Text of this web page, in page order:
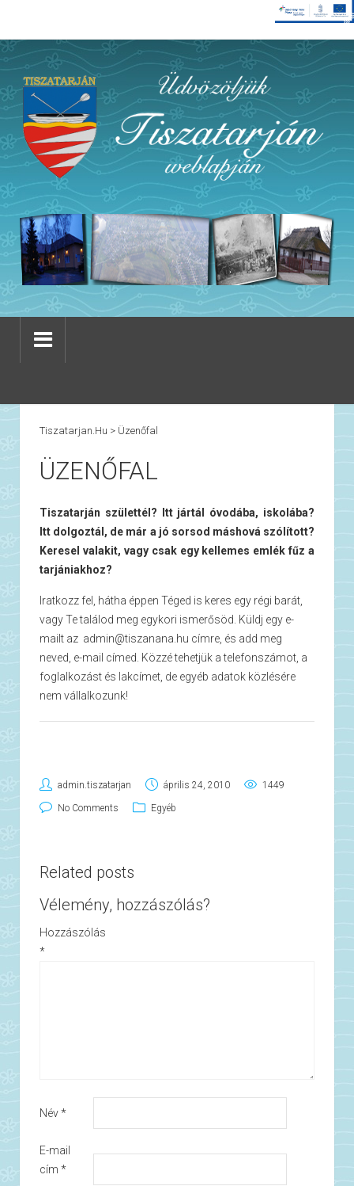
Tiszatarjan.hu > Üzenőfal
ÜZENŐFAL
Tiszatarján születtél? Itt jártál óvodába, iskolába?
Itt dolgoztál, de már a jó sorsod máshová szólított?
Keresel valakit, vagy csak egy kellemes emlék fűz a
tarjániakhoz?
Iratkozz fel, hátha éppen Téged is keres egy régi barát,
vagy Te találod meg egykori ismerősöd. Küldj egy e-
mailt az admin@tiszanana.hu címre, és add meg
neved, e-mail címed. Közzé tehetjük a telefonszámot, a
foglalkozást és lakcímet, de egyéb adatok közlésére
nem vállalkozunk!
admin.tiszatarjan április 24, 2010 1449
No Comments Egyéb
Related posts
Vélemény, hozzászólás?
Hozzászólás
*
Név*
E-mail
cím *